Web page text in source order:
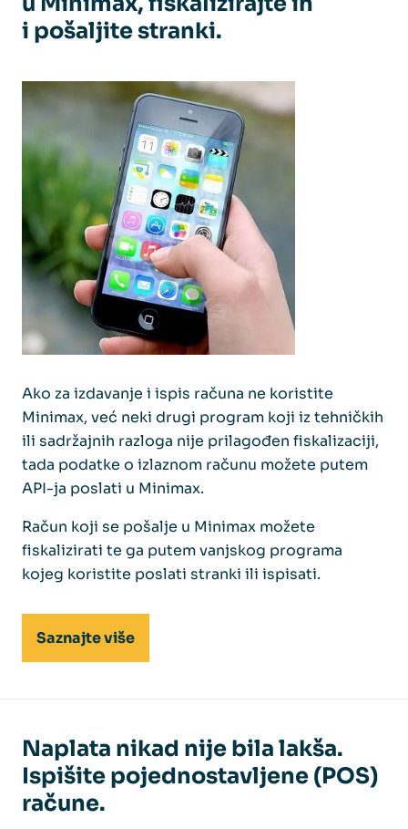
i pošaljite stranki.
Ako za izdavanje i ispis računa ne koristite
Minimax, već neki drugi program koji iz tehničkih
ili sadržajnih razloga nije prilagođen fiskalizaciji,
tada podatke o izlaznom računu možete putem
API-ja poslati u Minimax.
Račun koji se pošalje u Minimax možete
fiskalizirati te ga putem vanjskog programa
kojeg koristite poslati stranki ili ispisati.
Saznajte više
Naplata nikad nije bila lakša.
Ispišite pojednostavljene (POS)
račune.